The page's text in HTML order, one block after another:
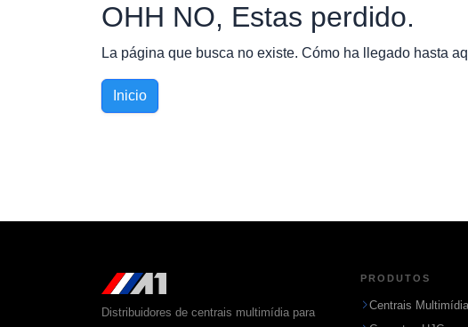
OHH NO, Estas perdido.
La página que busca no existe. Cómo ha llegado hasta
Inicio
Distribuidores de centrais multimídia para
PRODUTOS
Centrais Multimídia